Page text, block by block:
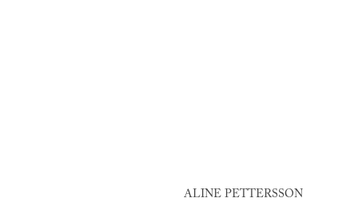
ALINE PETTERSSON